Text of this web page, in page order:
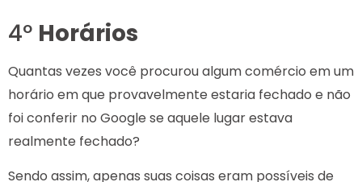
4º Horários
Quantas vezes você procurou algum comércio em um
horário em que provavelmente estaria fechado e não
foi conferir no Google se aquele lugar estava
realmente fechado?
Sendo assim, apenas suas coisas eram possíveis de